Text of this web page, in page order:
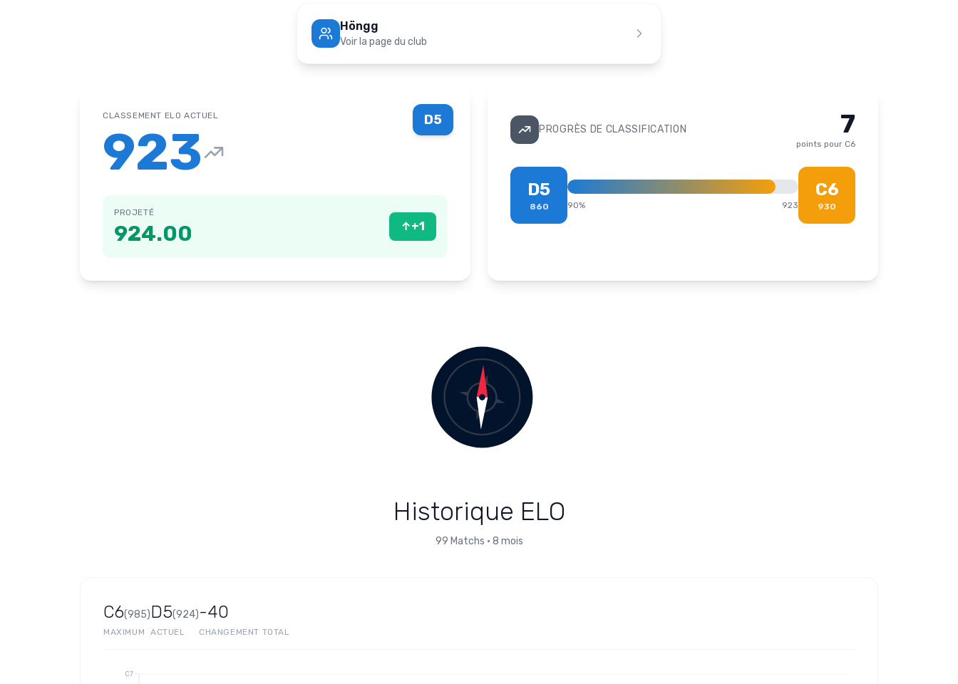
Höngg
Voir la page du club
D5
CLASSEMENT ELO ACTUEL
923
PROJETÉ
924.00 ↑+1
PROGRÈS DE CLASSIFICATION 7
points pour C6
D5
860 90% 923
C6
930
Historique ELO
99 Matchs • 8 mois
C6(985)
MAXIMUM
D5(924)
ACTUEL
-40
CHANGEMENT TOTAL
C7